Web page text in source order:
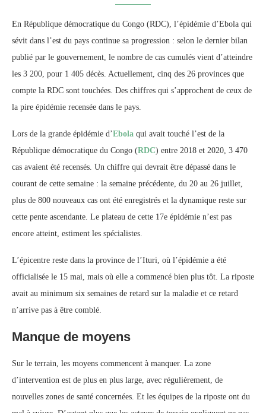
En République démocratique du Congo (RDC), l’épidémie d’Ebola qui
sévit dans l’est du pays continue sa progression : selon le dernier bilan
publié par le gouvernement, le nombre de cas cumulés vient d’atteindre
les 3 200, pour 1 405 décès. Actuellement, cinq des 26 provinces que
compte la RDC sont touchées. Des chiffres qui s’approchent de ceux de
la pire épidémie recensée dans le pays.
Lors de la grande épidémie d’Ebola qui avait touché l’est de la
République démocratique du Congo (RDC) entre 2018 et 2020, 3 470
cas avaient été recensés. Un chiffre qui devrait être dépassé dans le
courant de cette semaine : la semaine précédente, du 20 au 26 juillet,
plus de 800 nouveaux cas ont été enregistrés et la dynamique reste sur
cette pente ascendante. Le plateau de cette 17e épidémie n’est pas
encore atteint, estiment les spécialistes.
L’épicentre reste dans la province de l’Ituri, où l’épidémie a été
officialisée le 15 mai, mais où elle a commencé bien plus tôt. La riposte
avait au minimum six semaines de retard sur la maladie et ce retard
n’arrive pas à être comblé.
Manque de moyens
Sur le terrain, les moyens commencent à manquer. La zone
d’intervention est de plus en plus large, avec régulièrement, de
nouvelles zones de santé concernées. Et les équipes de la riposte ont du